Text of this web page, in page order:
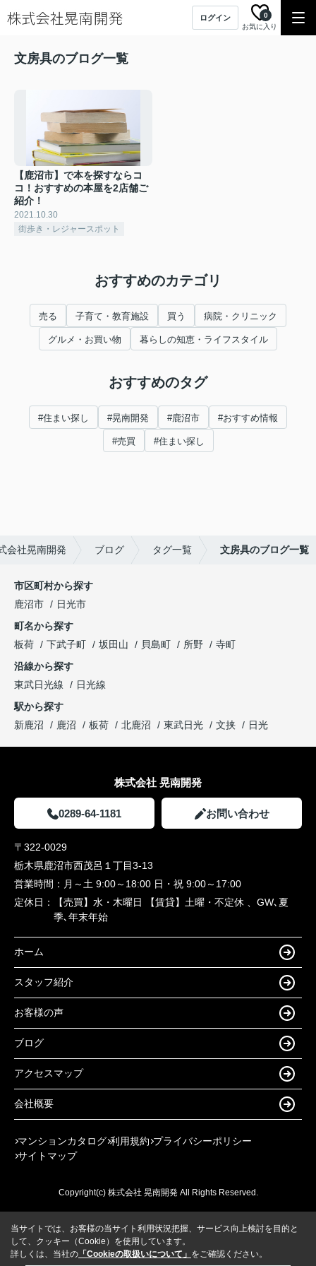
ログイン
お気に入り
0
文房具のブログ一覧
【鹿沼市】で本を探すならコ
コ！おすすめの本屋を2店舗ご
紹介！
2021.10.30
街歩き・レジャースポット
おすすめのカテゴリ
売る 子育て・教育施設 買う 病院・クリニック
グルメ・お買い物 暮らしの知恵・ライフスタイル
おすすめのタグ
#住まい探し #晃南開発 #鹿沼市 #おすすめ情報
#売買 #住まい探し
会社晃南開発 ブログ タグ一覧 文房具のブログ一覧
市区町村から探す
鹿沼市
日光市
町名から探す
板荷
下武子町 坂田山 貝島町 所野
寺町
沿線から探す
東武日光線
日光線
駅から探す
新鹿沼
鹿沼 板荷 北鹿沼 東武日光 文挟 日光
株式会社 晃南開発
0289-64-1181 お問い合わせ
〒322-0029
栃木県鹿沼市西茂呂１丁目3-13
営業時間： 月～土 9:00～18:00 日・祝 9:00～17:00
定休日：
【売買】水・木曜日 【賃貸】土曜・不定休 、GW､夏
季､年末年始
ホーム
スタッフ紹介
お客様の声
ブログ
アクセスマップ
会社概要
マンションカタログ 利用規約 プライバシーポリシー
サイトマップ
Copyright(c) 株式会社 晃南開発 All Rights Reserved.
当サイトでは、お客様の当サイト利用状況把握、サービス向上検討を目的と
して、クッキー（Cookie）を使用しています。
詳しくは、当社の 「Cookieの取扱いについて」 をご確認ください。